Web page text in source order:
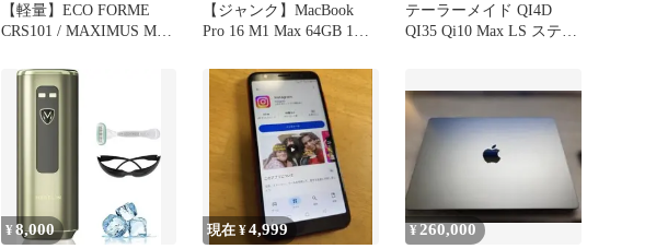
【軽量】ECO FORME
CRS101 / MAXIMUS M1
【ジャンク】MacBook
Pro 16 M1 Max 64GB 1TB
テーラーメイド QI4D
QI35 Qi10 Max LS ステル
ム マックス M6 M5 M3
M4 M1 M2 460 440 ドラ
イバー FW用スリーブ
¥8,000 現在 ¥4,999 ¥ 260,000